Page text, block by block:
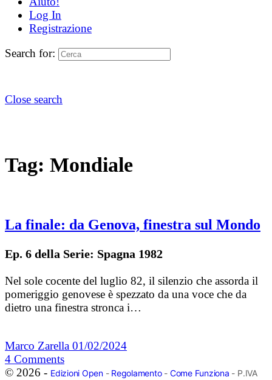
Log In
Registrazione
Search for:
Close search
Tag: Mondiale
La finale: da Genova, finestra sul Mondo
Ep. 6 della Serie: Spagna 1982
Nel sole cocente del luglio 82, il silenzio che assorda il
pomeriggio genovese è spezzato da una voce che da
dietro una finestra stronca i…
Marco Zarella 01/02/2024
4 Comments
© 2026 - Edizioni Open- Regolamento- Come Funziona - P.IVA